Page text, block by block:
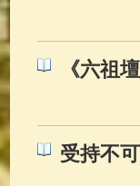
《六祖
受持不